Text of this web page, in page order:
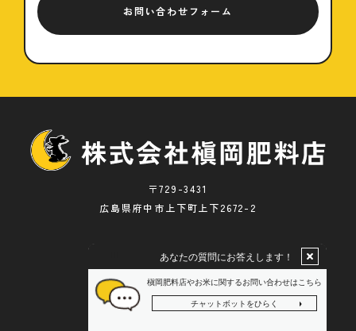
お問い合わせフォーム
〒729-3431
広島県府中市上下町上下2672-2